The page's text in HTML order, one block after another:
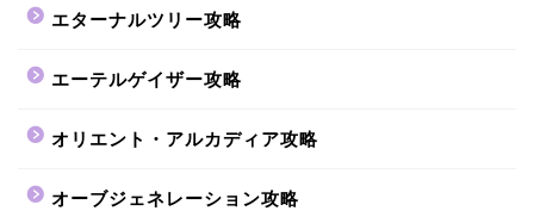
エターナルツリー攻略
エーテルゲイザー攻略
オリエント・アルカディア攻略
オーブジェネレーション攻略